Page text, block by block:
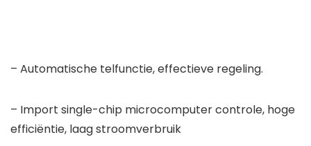
– Automatische telfunctie, effectieve regeling.
– Import single-chip microcomputer controle, hoge
efficiëntie, laag stroomverbruik